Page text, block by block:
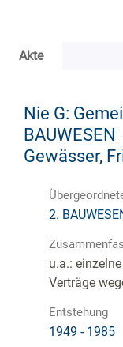
Akte
Nie G:
BAUWESEN
Gewässer,
2.
u.a.:
Verträge
Entstehung
1949 - 1985